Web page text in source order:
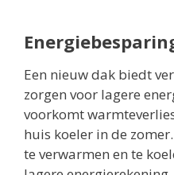
Een nieuw dak biedt
zorgen voor lagere
voorkomt
huis koeler in de
te verwarmen en te